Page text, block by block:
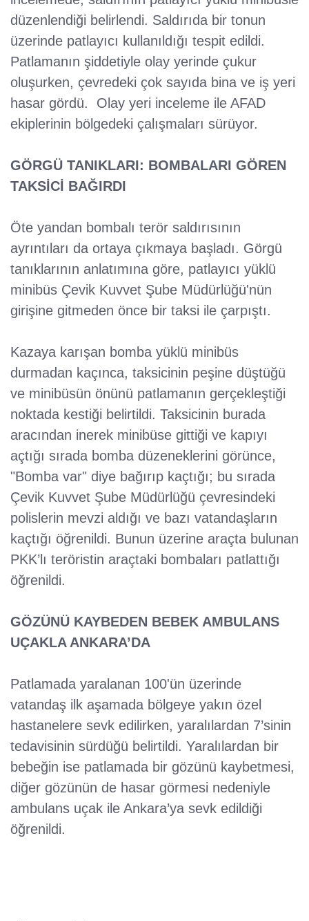
düzenlendiği belirlendi. Saldırıda bir tonun
üzerinde patlayıcı kullanıldığı tespit edildi.
Patlamanın şiddetiyle olay yerinde çukur
oluşurken, çevredeki çok sayıda bina ve iş yeri
hasar gördü. Olay yeri inceleme ile AFAD
ekiplerinin bölgedeki çalışmaları sürüyor.
GÖRGÜ TANIKLARI: BOMBALARI GÖREN
TAKSİCİ BAĞIRDI
Öte yandan bombalı terör saldırısının
ayrıntıları da ortaya çıkmaya başladı. Görgü
tanıklarının anlatımına göre, patlayıcı yüklü
minibüs Çevik Kuvvet Şube Müdürlüğü'nün
girişine gitmeden önce bir taksi ile çarpıştı.
Kazaya karışan bomba yüklü minibüs
durmadan kaçınca, taksicinin peşine düştüğü
ve minibüsün önünü patlamanın gerçekleştiği
noktada kestiği belirtildi. Taksicinin burada
aracından inerek minibüse gittiği ve kapıyı
açtığı sırada bomba düzeneklerini görünce,
"Bomba var" diye bağırıp kaçtığı; bu sırada
Çevik Kuvvet Şube Müdürlüğü çevresindeki
polislerin mevzi aldığı ve bazı vatandaşların
kaçtığı öğrenildi. Bunun üzerine araçta bulunan
PKK’lı teröristin araçtaki bombaları patlattığı
öğrenildi.
GÖZÜNÜ KAYBEDEN BEBEK AMBULANS
UÇAKLA ANKARA’DA
Patlamada yaralanan 100'ün üzerinde
vatandaş ilk aşamada bölgeye yakın özel
hastanelere sevk edilirken, yaralılardan 7’sinin
tedavisinin sürdüğü belirtildi. Yaralılardan bir
bebeğin ise patlamada bir gözünü kaybetmesi,
diğer gözünün de hasar görmesi nedeniyle
ambulans uçak ile Ankara’ya sevk edildiği
öğrenildi.